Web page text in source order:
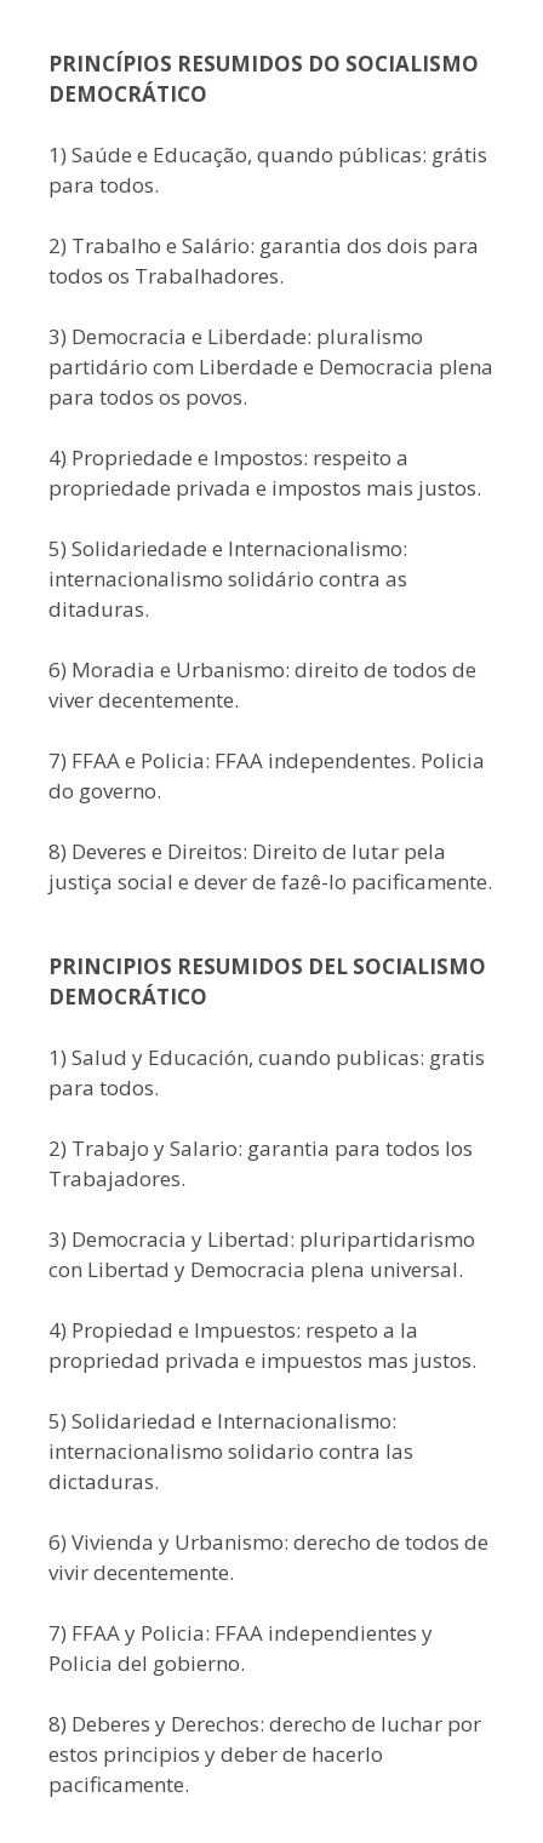
PRINCÍPIOS RESUMIDOS DO SOCIALISMO
DEMOCRÁTICO
1) Saúde e Educação, quando públicas: grátis
para todos.
2) Trabalho e Salário: garantia dos dois para
todos os Trabalhadores.
3) Democracia e Liberdade: pluralismo
partidário com Liberdade e Democracia plena
para todos os povos.
4) Propriedade e Impostos: respeito a
propriedade privada e impostos mais justos.
5) Solidariedade e Internacionalismo:
internacionalismo solidário contra as
ditaduras.
6) Moradia e Urbanismo: direito de todos de
viver decentemente.
7) FFAA e Policia: FFAA independentes. Policia
do governo.
8) Deveres e Direitos: Direito de lutar pela
justiça social e dever de fazê-lo pacificamente.
PRINCIPIOS RESUMIDOS DEL SOCIALISMO
DEMOCRÁTICO
1) Salud y Educación, cuando publicas: gratis
para todos.
2) Trabajo y Salario: garantia para todos los
Trabajadores.
3) Democracia y Libertad: pluripartidarismo
con Libertad y Democracia plena universal.
4) Propiedad e Impuestos: respeto a la
propriedad privada e impuestos mas justos.
5) Solidariedad e Internacionalismo:
internacionalismo solidario contra las
dictaduras.
6) Vivienda y Urbanismo: derecho de todos de
vivir decentemente.
7) FFAA y Policia: FFAA independientes y
Policia del gobierno.
8) Deberes y Derechos: derecho de luchar por
estos principios y deber de hacerlo
pacificamente.